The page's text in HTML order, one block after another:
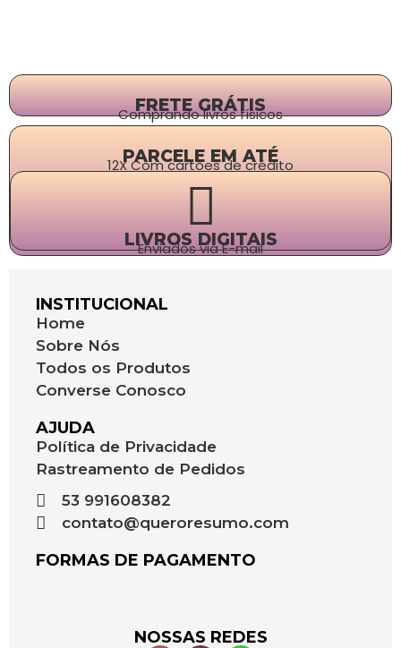
FRETE GRÁTIS
Comprando livros físicos
PARCELE EM ATÉ
12X Com cartões de crédito
LIVROS DIGITAIS
Enviados via E-mail
INSTITUCIONAL
Home
Sobre Nós
Todos os Produtos
Converse Conosco
AJUDA
Política de Privacidade
Rastreamento de Pedidos
53 991608382
contato@queroresumo.com
FORMAS DE PAGAMENTO
NOSSAS REDES